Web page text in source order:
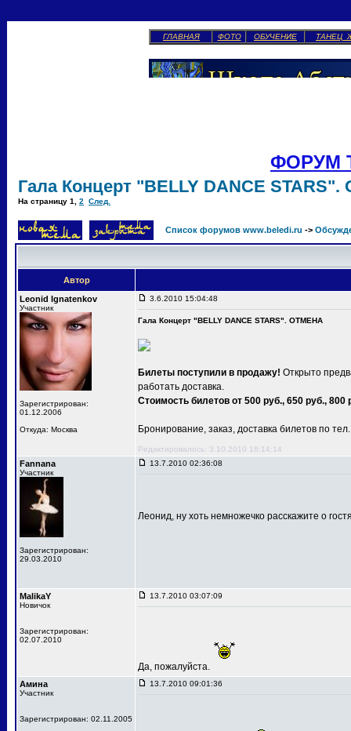
ГЛАВНАЯ ФОТО ОБУЧЕНИЕ ТАНЕЦ
ФОРУМ
Гала Концерт "BELLY DANCE
На страницу 1 2 След.
Список форумов www.beledi.ru ->
Автор
Leonid Ignatenkov
Участник
Зарегистрирован:
01.12.2006
Откуда: Москва
3.6.2010 15:04:48
Гала Концерт "BELLY DANCE STARS". ОТМЕНА
Билеты поступили в продажу! Открыто
работать доставка.
Стоимость билетов от 500 руб., 650 руб., 800
Бронирование, заказ, доставка билетов по
Редактировалось: 3.10.2010 18:14:14
Fannana
Участник
Зарегистрирован:
29.03.2010
13.7.2010 02:36:08
Леонид, ну хоть немножечко расскажите о
MalikaY
Новичок
Зарегистрирован:
02.07.2010
13.7.2010 03:07:09
Да, пожалуйста.
Амина
Участник
Зарегистрирован: 02.11.2005
13.7.2010 09:01:36